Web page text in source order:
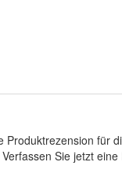
Produktrezension für
Verfassen Sie jetzt